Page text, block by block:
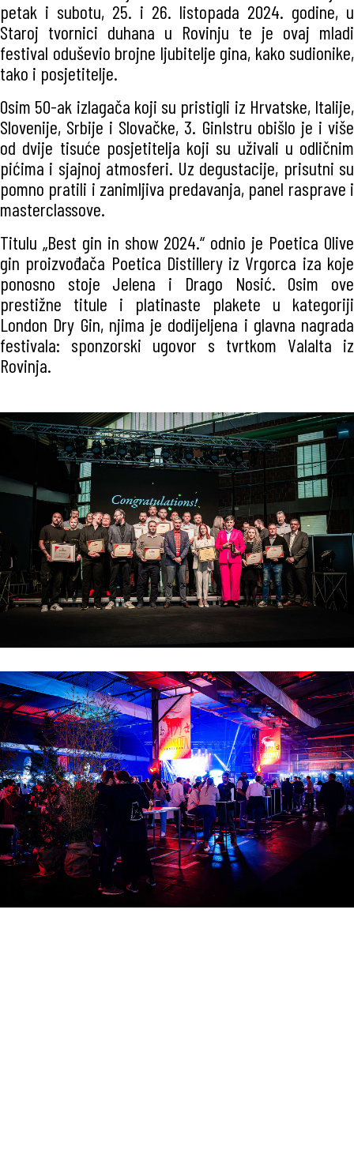
petak i subotu, 25. i 26. listopada 2024. godine, u
Staroj tvornici duhana u Rovinju te je ovaj mladi
festival oduševio brojne ljubitelje gina, kako sudionike,
tako i posjetitelje.
Osim 50-ak izlagača koji su pristigli iz Hrvatske, Italije,
Slovenije, Srbije i Slovačke, 3. GinIstru obišlo je i više
od dvije tisuće posjetitelja koji su uživali u odličnim
pićima i sjajnoj atmosferi. Uz degustacije, prisutni su
pomno pratili i zanimljiva predavanja, panel rasprave i
masterclassove.
Titulu „Best gin in show 2024.“ odnio je Poetica Olive
gin proizvođača Poetica Distillery iz Vrgorca iza koje
ponosno stoje Jelena i Drago Nosić. Osim ove
prestižne titule i platinaste plakete u kategoriji
London Dry Gin, njima je dodijeljena i glavna nagrada
festivala: sponzorski ugovor s tvrtkom Valalta iz
Rovinja.